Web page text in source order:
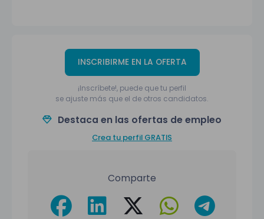
INSCRIBIRME EN LA OFERTA
¡Inscríbete!, puede que tu perfil
se ajuste más que el de otros candidatos.
Destaca en las ofertas de empleo
Crea tu perfil GRATIS
Comparte